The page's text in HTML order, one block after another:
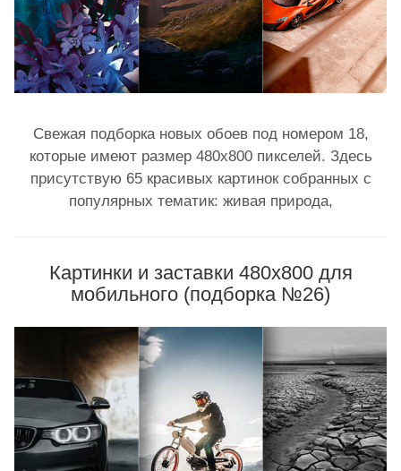
Свежая подборка новых обоев под номером 18,
которые имеют размер 480x800 пикселей. Здесь
присутствую 65 красивых картинок собранных с
популярных тематик: живая природа,
Картинки и заставки 480x800 для
мобильного (подборка №26)